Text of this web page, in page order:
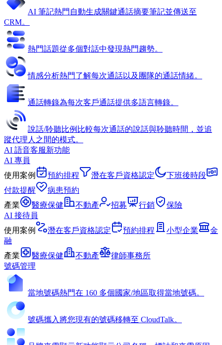
AI 筆記熱門 自動生成關鍵通話摘要筆記並傳送至
CRM。
熱門話題從多個對話中發現熱門趨勢。
情感分析熱門了解每次通話以及團隊的通話情緒。
通話轉錄為每次客戶通話提供多語言轉錄。
說話/聆聽比例 比較每次通話的說話與聆聽時間，並追
蹤代理人之間的模式。
AI 語音客服新功能
AI 專員
使用案例
預約排程 潛在客戶資格認定
下班後時段
付款提醒
病患預約
產業
醫療保健 不動產 招募 行銷
保險
AI 接待員
使用案例
潛在客戶資格認定 預約排程 小型企業
金
融
產業
醫療保健 不動產
律師事務所
號碼管理
當地號碼熱門在 160 多個國家/地區取得當地號碼。
號碼攜入 將您現有的號碼移轉至 CloudTalk。